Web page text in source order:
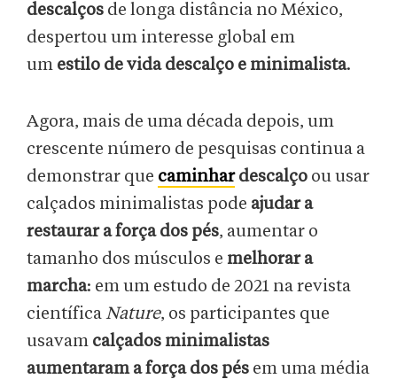
descalços de longa distância no México,
despertou um interesse global em
um estilo de vida descalço e minimalista.
Agora, mais de uma década depois, um
crescente número de pesquisas continua a
demonstrar que caminhardescalço ou usar
calçados minimalistas pode ajudar a
restaurar a força dos pés, aumentar o
tamanho dos músculos e melhorar a
marcha: em um estudo de 2021 na revista
científicaNature, os participantes que
usavam calçados minimalistas
aumentaram a força dos pés em uma média